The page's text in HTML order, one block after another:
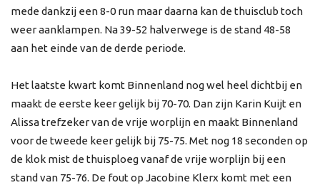
mede dankzij een 8-0 run maar daarna kan de thuisclub toch
weer aanklampen. Na 39-52 halverwege is de stand 48-58
aan het einde van de derde periode.
Het laatste kwart komt Binnenland nog wel heel dichtbij en
maakt de eerste keer gelijk bij 70-70. Dan zijn Karin Kuijt en
Alissa trefzeker van de vrije worplijn en maakt Binnenland
voor de tweede keer gelijk bij 75-75. Met nog 18 seconden op
de klok mist de thuisploeg vanaf de vrije worplijn bij een
stand van 75-76. De fout op Jacobine Klerx komt met een